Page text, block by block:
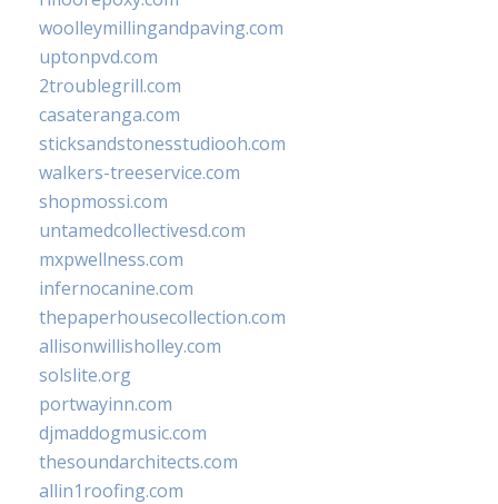
woolleymillingandpaving.com
uptonpvd.com
2troublegrill.com
casateranga.com
sticksandstonesstudiooh.com
walkers-treeservice.com
shopmossi.com
untamedcollectivesd.com
mxpwellness.com
infernocanine.com
thepaperhousecollection.com
allisonwillisholley.com
solslite.org
portwayinn.com
djmaddogmusic.com
thesoundarchitects.com
allin1roofing.com